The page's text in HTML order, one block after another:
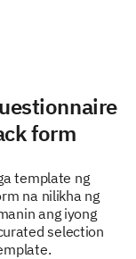
form
template ng
na nilikha ng
ang iyong
selection